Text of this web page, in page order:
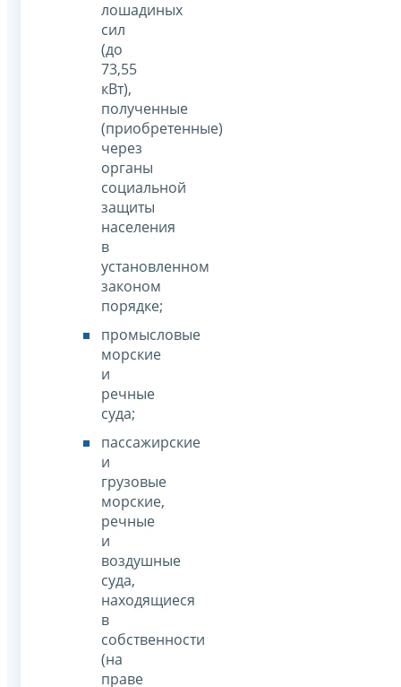
лошадиных
сил
(до
73,55
кВт),
полученные
(приобретенные)
через
органы
социальной
защиты
населения
в
установленном
законом
порядке;
промысловые
морские
и
речные
суда;
пассажирские
и
грузовые
морские,
речные
и
воздушные
суда,
находящиеся
в
собственности
(на
праве